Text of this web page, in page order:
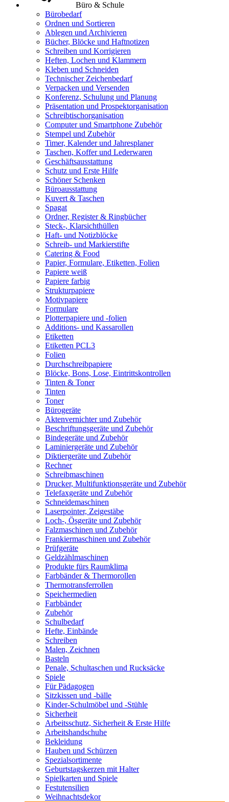
Büro & Schule
Bürobedarf
Ordnen und Sortieren
Ablegen und Archivieren
Bücher, Blöcke und Haftnotizen
Schreiben und Korrigieren
Heften, Lochen und Klammern
Kleben und Schneiden
Technischer Zeichenbedarf
Verpacken und Versenden
Konferenz, Schulung und Planung
Präsentation und Prospektorganisation
Schreibtischorganisation
Computer und Smartphone Zubehör
Stempel und Zubehör
Timer, Kalender und Jahresplaner
Taschen, Koffer und Lederwaren
Geschäftsausstattung
Schutz und Erste Hilfe
Schöner Schenken
Büroausstattung
Kuvert & Taschen
Spagat
Ordner, Register & Ringbücher
Steck-, Klarsichthüllen
Haft- und Notizblöcke
Schreib- und Markierstifte
Catering & Food
Papier, Formulare, Etiketten, Folien
Papiere weiß
Papiere farbig
Strukturpapiere
Motivpapiere
Formulare
Plotterpapiere und -folien
Additions- und Kassarollen
Etiketten
Etiketten PCL3
Folien
Durchschreibpapiere
Blöcke, Bons, Lose, Eintrittskontrollen
Tinten & Toner
Tinten
Toner
Bürogeräte
Aktenvernichter und Zubehör
Beschriftungsgeräte und Zubehör
Bindegeräte und Zubehör
Laminiergeräte und Zubehör
Diktiergeräte und Zubehör
Rechner
Schreibmaschinen
Drucker, Multifunktionsgeräte und Zubehör
Telefaxgeräte und Zubehör
Schneidemaschinen
Laserpointer, Zeigestäbe
Loch-, Ösgeräte und Zubehör
Falzmaschinen und Zubehör
Frankiermaschinen und Zubehör
Prüfgeräte
Geldzählmaschinen
Produkte fürs Raumklima
Farbbänder & Thermorollen
Thermotransferrollen
Speichermedien
Farbbänder
Zubehör
Schulbedarf
Hefte, Einbände
Schreiben
Malen, Zeichnen
Basteln
Penale, Schultaschen und Rucksäcke
Spiele
Für Pädagogen
Sitzkissen und -bälle
Kinder-Schulmöbel und -Stühle
Sicherheit
Arbeitsschutz, Sicherheit & Erste Hilfe
Arbeitshandschuhe
Bekleidung
Hauben und Schürzen
Spezialsortimente
Geburtstagskerzen mit Halter
Spielkarten und Spiele
Festutensilien
Weihnachtsdekor